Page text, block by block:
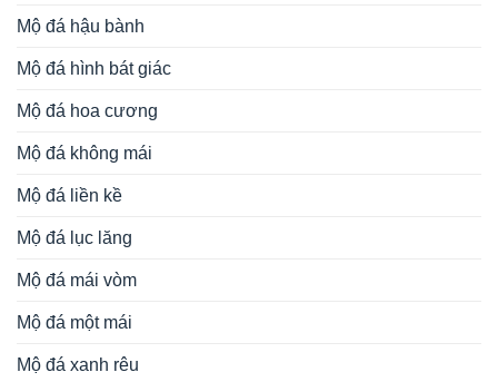
Mộ đá hậu bành
Mộ đá hình bát giác
Mộ đá hoa cương
Mộ đá không mái
Mộ đá liền kề
Mộ đá lục lăng
Mộ đá mái vòm
Mộ đá một mái
Mộ đá xanh rêu